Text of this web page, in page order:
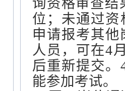
询资格审查结
位；未通过资
申请报考其他
人员，可在4
后重新提交。
能参加考试。